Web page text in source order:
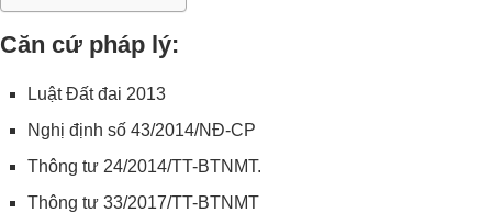
Căn cứ pháp lý:
Luật Đất đai 2013
Nghị định số 43/2014/NĐ-CP
Thông tư 24/2014/TT-BTNMT.
Thông tư 33/2017/TT-BTNMT